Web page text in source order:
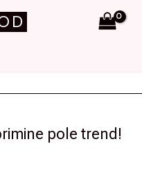
pole trend!